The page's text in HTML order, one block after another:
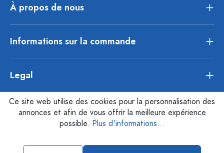
À propos de nous
Informations sur la commande
Legal
Ce site web utilise des cookies pour la personnalisation des
annonces et afin de vous offrir la meilleure expérience
possible. Plus d'informations...